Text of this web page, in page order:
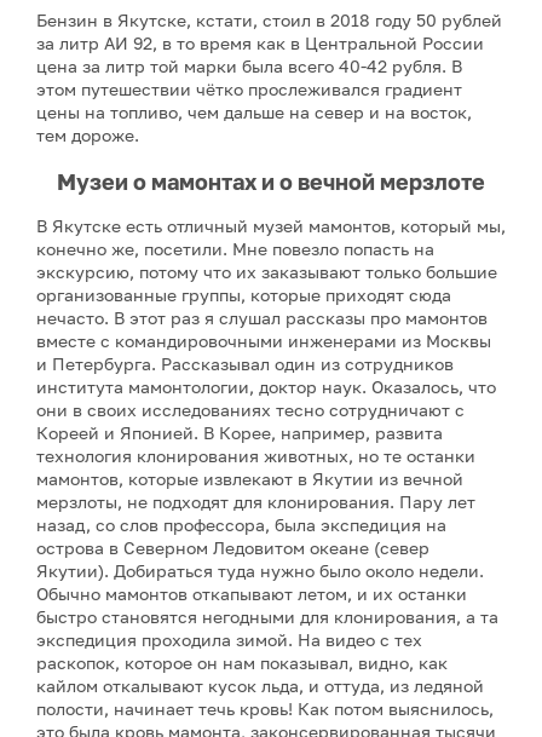
Бензин в Якутске, кстати, стоил в 2018 году 50 рублей
за литр АИ 92, в то время как в Центральной России
цена за литр той марки была всего 40-42 рубля. В
этом путешествии чётко прослеживался градиент
цены на топливо, чем дальше на север и на восток,
тем дороже.
Музеи о мамонтах и о вечной мерзлоте
В Якутске есть отличный музей мамонтов, который мы,
конечно же, посетили. Мне повезло попасть на
экскурсию, потому что их заказывают только большие
организованные группы, которые приходят сюда
нечасто. В этот раз я слушал рассказы про мамонтов
вместе с командировочными инженерами из Москвы
и Петербурга. Рассказывал один из сотрудников
института мамонтологии, доктор наук. Оказалось, что
они в своих исследованиях тесно сотрудничают с
Кореей и Японией. В Корее, например, развита
технология клонирования животных, но те останки
мамонтов, которые извлекают в Якутии из вечной
мерзлоты, не подходят для клонирования. Пару лет
назад, со слов профессора, была экспедиция на
острова в Северном Ледовитом океане (север
Якутии). Добираться туда нужно было около недели.
Обычно мамонтов откапывают летом, и их останки
быстро становятся негодными для клонирования, а та
экспедиция проходила зимой. На видео с тех
раскопок, которое он нам показывал, видно, как
кайлом откалывают кусок льда, и оттуда, из ледяной
полости, начинает течь кровь! Как потом выяснилось,
это была кровь мамонта, законсервированная тысячи